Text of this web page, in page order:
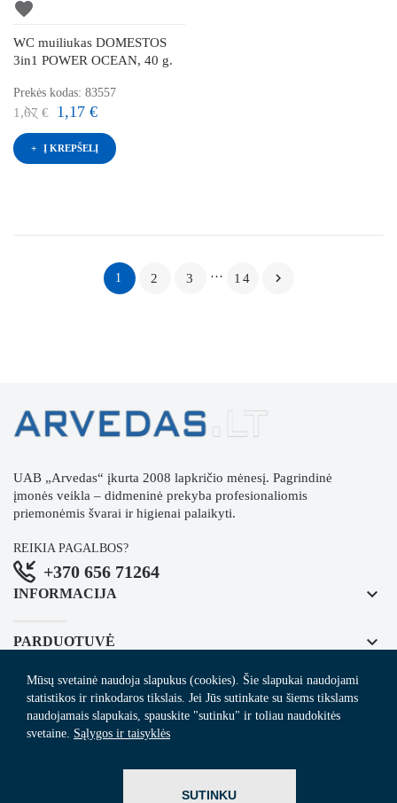
favorite
WC muiliukas DOMESTOS
3in1 POWER OCEAN, 40 g.
Prekės kodas: 83557
1,67 € 1,17 €
Į KREPŠELĮ
1 2 3 … 14 
UAB „Arvedas“ įkurta 2008 lapkričio mėnesį. Pagrindinė
įmonės veikla – didmeninė prekyba profesionaliomis
priemonėmis švarai ir higienai palaikyti.
REIKIA PAGALBOS?
+370 656 71264
INFORMACIJA keyboard_arrow_down
PARDUOTUVĖ keyboard_arrow_down
REGISTRUOKITĖS NAUJIENLAIŠKIUI
Mūsų svetainė naudoja slapukus (cookies). Šie slapukai naudojami
statistikos ir rinkodaros tikslais. Jei Jūs sutinkate su šiems tikslams
naudojamais slapukais, spauskite "sutinku" ir toliau naudokitės
svetaine. Sąlygos ir taisyklės
SUTINKU